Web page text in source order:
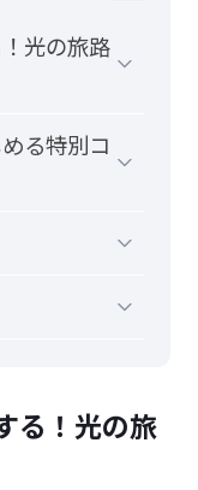
光の旅路
る特別コ
る！光の旅